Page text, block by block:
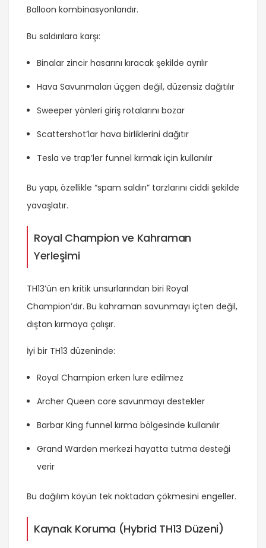
Balloon kombinasyonlarıdır.
Bu saldırılara karşı:
Binalar zincir hasarını kıracak şekilde ayrılır
Hava Savunmaları üçgen değil, düzensiz dağıtılır
Sweeper yönleri giriş rotalarını bozar
Scattershot’lar hava birliklerini dağıtır
Tesla ve trap’ler funnel kırmak için kullanılır
Bu yapı, özellikle “spam saldırı” tarzlarını ciddi şekilde
yavaşlatır.
Royal Champion ve Kahraman
Yerleşimi
TH13’ün en kritik unsurlarından biri Royal
Champion’dır. Bu kahraman savunmayı içten değil,
dıştan kırmaya çalışır.
İyi bir TH13 düzeninde:
Royal Champion erken lure edilmez
Archer Queen core savunmayı destekler
Barbar King funnel kırma bölgesinde kullanılır
Grand Warden merkezi hayatta tutma desteği
verir
Bu dağılım köyün tek noktadan çökmesini engeller.
Kaynak Koruma (Hybrid TH13 Düzeni)